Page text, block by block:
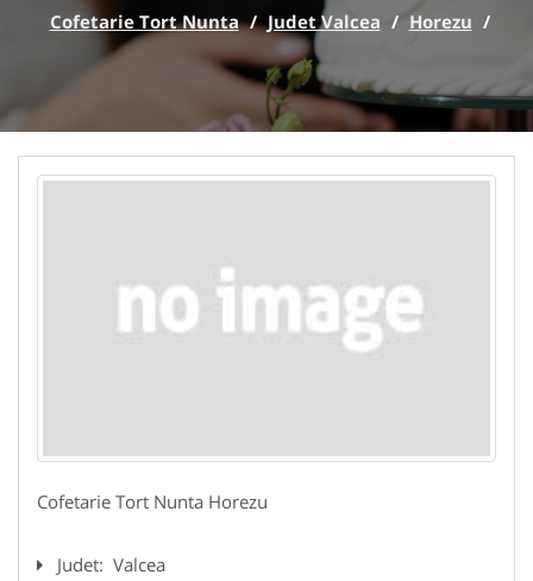
Cofetarie Tort Nunta / Judet Valcea / Horezu /
Cofetarie Tort Nunta Horezu
Judet: Valcea